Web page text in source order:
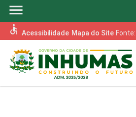
menu
accessible Acessibilidade Mapa do Site Fonte: